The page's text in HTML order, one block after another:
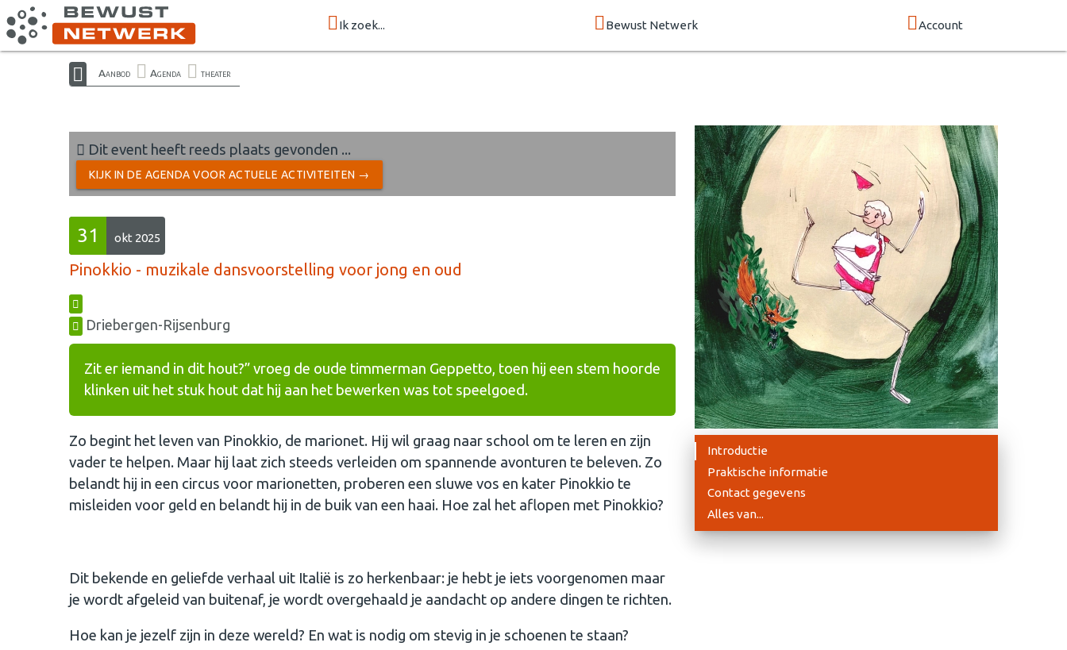
Ik zoek... Bewust Netwerk Account
Aanbod Agenda theater
Dit event heeft reeds plaats gevonden ...
KIJK IN DE AGENDA VOOR ACTUELE ACTIVITEITEN →
31 okt 2025
Pinokkio - muzikale dansvoorstelling voor jong en oud
Driebergen-Rijsenburg
Zit er iemand in dit hout?” vroeg de oude timmerman Geppetto, toen hij een stem hoorde
klinken uit het stuk hout dat hij aan het bewerken was tot speelgoed.
Zo begint het leven van Pinokkio, de marionet. Hij wil graag naar school om te leren en zijn
vader te helpen. Maar hij laat zich steeds verleiden om spannende avonturen te beleven. Zo
belandt hij in een circus voor marionetten, proberen een sluwe vos en kater Pinokkio te
misleiden voor geld en belandt hij in de buik van een haai. Hoe zal het aflopen met Pinokkio?
Dit bekende en geliefde verhaal uit Italië is zo herkenbaar: je hebt je iets voorgenomen maar
je wordt afgeleid van buitenaf, je wordt overgehaald je aandacht op andere dingen te richten.
Hoe kan je jezelf zijn in deze wereld? En wat is nodig om stevig in je schoenen te staan?
Introductie
Praktische informatie
Contact gegevens
Alles van...